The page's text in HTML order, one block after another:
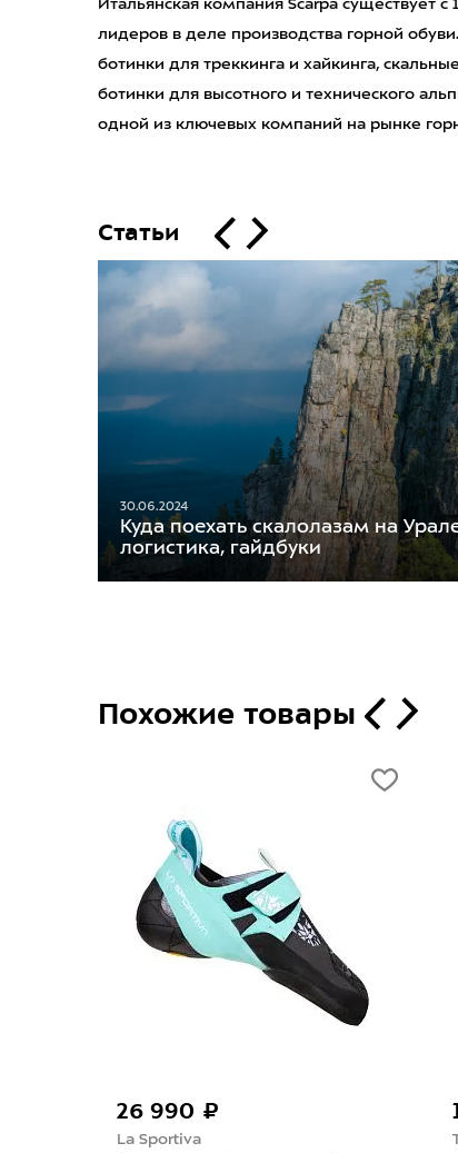
Итальянская компания Scarpa существует
лидеров в деле производства горной
ботинки для треккинга и хайкинга,
ботинки для высотного и технического
одной из ключевых компаний на рынке
Статьи
30.06.2024
Куда поехать скалолазам на
логистика, гайдбуки
Похожие товары
26 990 ₽
La Sportiva